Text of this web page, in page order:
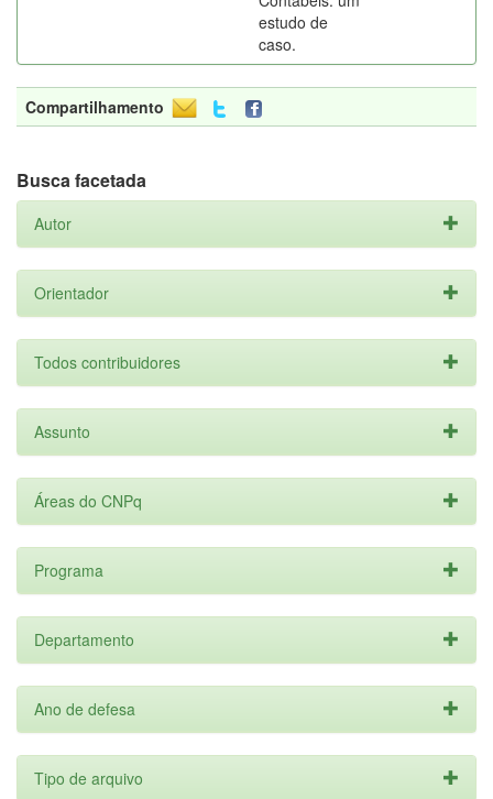
estudo de
caso.
Compartilhamento
Busca facetada
Autor
Orientador
Todos contribuidores
Assunto
Áreas do CNPq
Programa
Departamento
Ano de defesa
Tipo de arquivo